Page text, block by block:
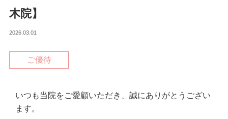
木院】
2026.03.01
ご優待
いつも当院をご愛顧いただき、誠にありがとうござい
ます。